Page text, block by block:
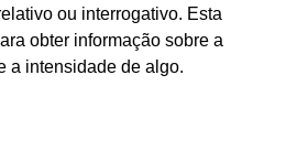
ou interrogativo. Esta
obter informação sobre a
a intensidade de algo.